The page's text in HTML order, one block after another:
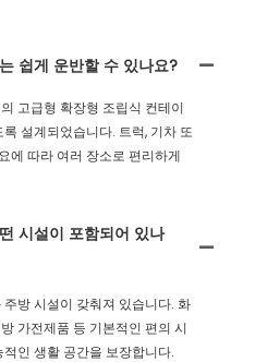
쉽게 운반할 수 있나요?
고급형 확장형 조립식 컨테이
설계되었습니다. 트럭, 기차 또
에 따라 여러 장소로 편리하게
시설이 포함되어 있나
방 시설이 갖춰져 있습니다. 화
가전제품 등 기본적인 편의 시
인 생활 공간을 보장합니다.